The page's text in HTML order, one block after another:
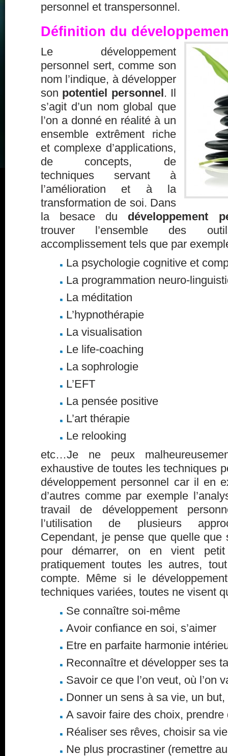
personnel et transpersonnel.
Définition du
Le développement
personnel sert, comme son
nom l’indique, à développer
son potentiel personnel. Il
s’agit d’un nom global que
l’on a donné en réalité à un
ensemble extrêment riche
et complexe d’applications,
de concepts, de
techniques servant à
l’amélioration et à la
transformation de soi. Dans
la besace du développement
trouver l’ensemble des
accomplissement tels que par
La psychologie cognitive et
La programmation neuro-
La méditation
L’hypnothérapie
La visualisation
Le life-coaching
La sophrologie
L’EFT
La pensée positive
L’art thérapie
Le relooking
etc…Je ne peux
exhaustive de toutes les techniques
développement personnel car il en
d’autres comme par exemple
travail de développement
l’utilisation de plusieurs
Cependant, je pense que quelle que
pour démarrer, on en vient
pratiquement toutes les autres,
compte. Même si le
techniques variées, toutes ne visent
Se connaître soi-même
Avoir confiance en soi, s’aimer
Etre en parfaite harmonie
Reconnaître et développer ses
Savoir ce que l’on veut, où l’on
Donner un sens à sa vie, un
A savoir faire des choix,
Réaliser ses rêves, choisir sa vie
Ne plus procrastiner (remettre